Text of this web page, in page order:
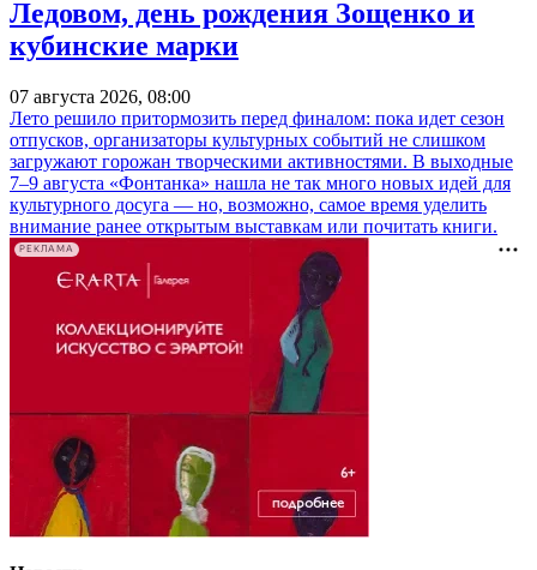
Ледовом, день рождения Зощенко и
кубинские марки
07 августа 2026, 08:00
Лето решило притормозить перед финалом: пока идет сезон
отпусков, организаторы культурных событий не слишком
загружают горожан творческими активностями. В выходные
7–9 августа «Фонтанка» нашла не так много новых идей для
культурного досуга — но, возможно, самое время уделить
внимание ранее открытым выставкам или почитать книги.
РЕКЛАМА